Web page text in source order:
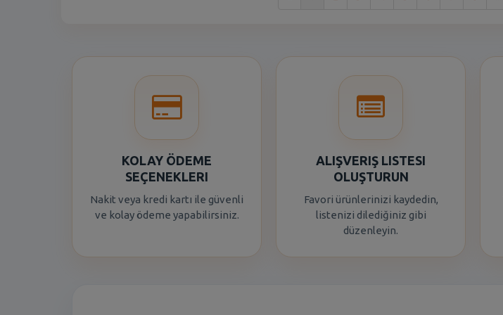
KOLAY ÖDEME
SEÇENEKLERI
Nakit veya kredi kartı ile güvenli
ve kolay ödeme yapabilirsiniz.
ALIŞVERIŞ LISTESI
OLUŞTURUN
Favori ürünlerinizi kaydedin,
listenizi dilediğiniz gibi
düzenleyin.